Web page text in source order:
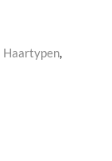
Haartypen,